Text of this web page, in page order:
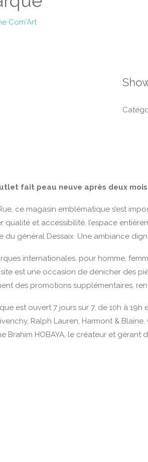
Com'Art
fait peau neuve après deux
ce magasin emblématique s’est
qualité et accessibilité, l’espace
du général Dessaix. Une ambiance
internationales, pour homme,
est une occasion de dénicher des
des promotions supplémentaires,
est ouvert 7 jours sur 7, de 10h à 19h
Ralph Lauren, Harmont &
HOBAYA, le créateur et gérant